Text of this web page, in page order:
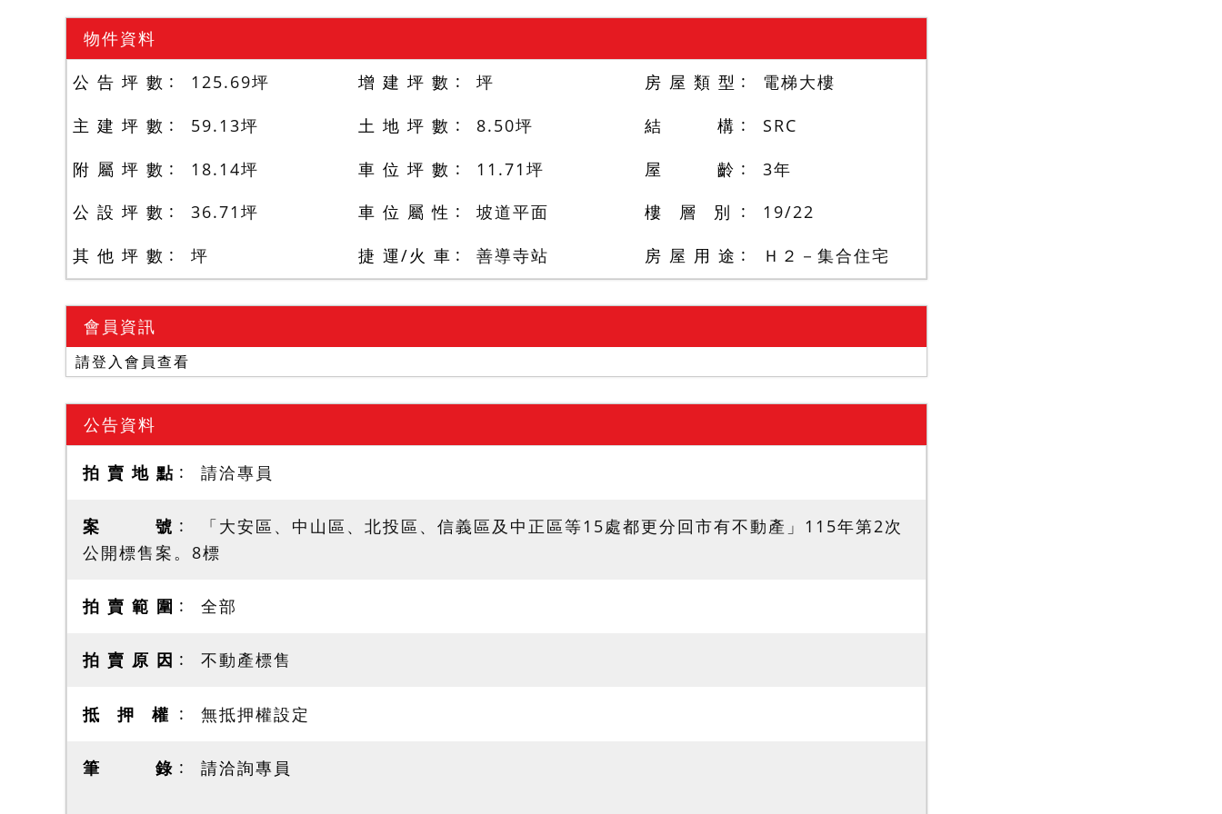
物件資料
公 告 坪 數
125.69坪
主 建 坪 數
59.13坪
附 屬 坪 數
18.14坪
公 設 坪 數
36.71 坪
其 他 坪 數
坪
增 建 坪 數
坪
土 地 坪 數
8.50坪
車 位 坪 數
11.71坪
車 位 屬 性
坡道平面
捷 運/火 車
善導寺站
房 屋 類 型
電梯大樓
結 構
SRC
屋 齡
3年
樓 層 別
19/22
房 屋 用 途
Ｈ２－集合住宅
會員資訊
請登入會員查看
公告資料
拍 賣 地 點 請洽專員
案 號
「大安區、中山區、北投區、信義區及中正區等15處都更分回市有不動產」115年第2次
公開標售案。8標
拍 賣 範 圍 全部
拍 賣 原 因 不動產標售
抵 押 權 無抵押權設定
筆 錄 請洽詢專員